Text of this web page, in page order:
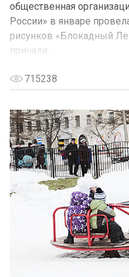
общественная
России» в январе
рисунков «Блокадный
приняли...
715238